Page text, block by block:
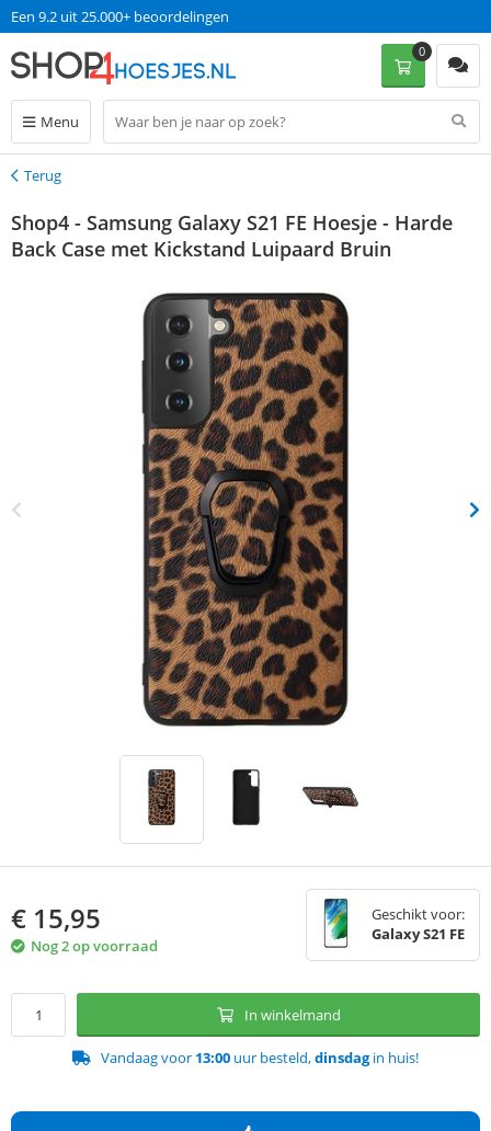
Een 9.2 uit 25.000+ beoordelingen
Menu
0
Terug
Terug
Shop4 - Samsung Galaxy S21 FE Hoesje - Harde
Back Case met Kickstand Luipaard Bruin
€ 15,95
Nog 2 op voorraad
Geschikt voor:
Galaxy S21 FE
In winkelmand
Vandaag voor 13:00 uur besteld,dinsdagin huis!